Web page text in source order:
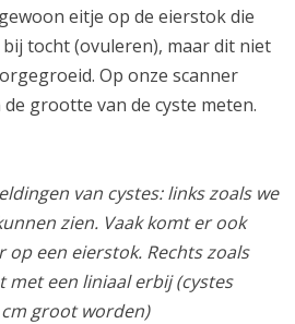
eitje op de eierstok die
tocht (ovuleren), maar dit niet
Op onze scanner
grootte van de cyste meten.
van cystes: links zoals we
zien. Vaak komt er ook
op een eierstok. Rechts zoals
met een liniaal erbij (cystes
groot worden)